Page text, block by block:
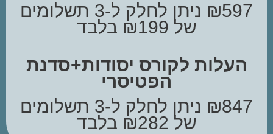
₪597 ניתן לחלק ל-3 תשלומים
של ₪199 בלבד
העלות לקורס יסודות+סדנת
הפטיסרי
₪847 ניתן לחלק ל-3 תשלומים
של ₪282 בלבד